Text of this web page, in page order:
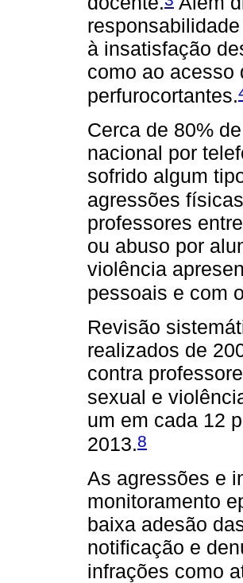
à insatisfação
como ao acesso
perfurocortantes.
Cerca de 80%
nacional por
sofrido algum
agressões
professores
ou abuso por
violência
pessoais e com
Revisão
realizados de
contra
sexual e
um em cada 12
2013.8
As agressões e
monitoramento
baixa adesão
notificação e
infrações como